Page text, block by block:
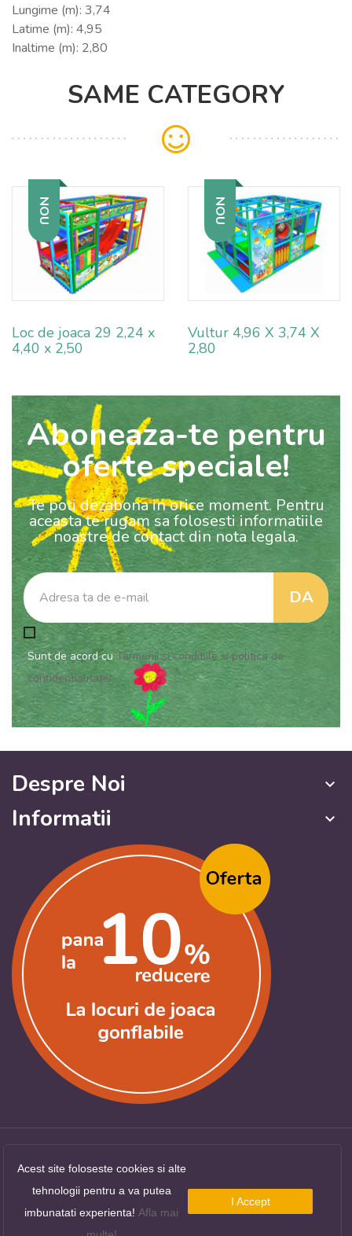
Lungime (m): 3,74
Latime (m): 4,95
Inaltime (m): 2,80
SAME CATEGORY
NOU
Loc de joaca 29 2,24 x
4,40 x 2,50
NOU
Vultur 4,96 X 3,74 X
2,80
Aboneaza-te pentru
oferte speciale!
Te poti dezabona in orice moment. Pentru
aceasta te rugam sa folosesti informatiile
noastre de contact din nota legala.
Sunt de acord cuTermenii si conditiile si politica de
confidentialitate!
Despre Noi keyboard_arrow_down
Informatii keyboard_arrow_down
Acest site foloseste cookies si alte
tehnologii pentru a va putea
imbunatati experienta! Afla mai
I Accept
Copyright ©LocuriDeJoaca.com
rezervate.